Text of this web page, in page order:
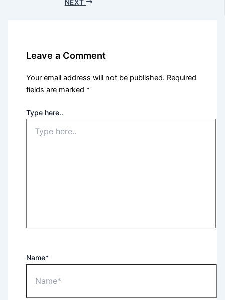
Leave a Comment
Your email address will not be published. Required
fields are marked *
Type here..
Name*